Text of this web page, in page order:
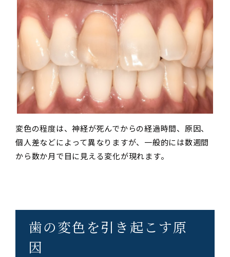
変色の程度は、神経が死んでからの経過時間、原因、
個人差などによって異なりますが、一般的には数週間
から数か月で目に見える変化が現れます。
歯の変色を引き起こす原
因